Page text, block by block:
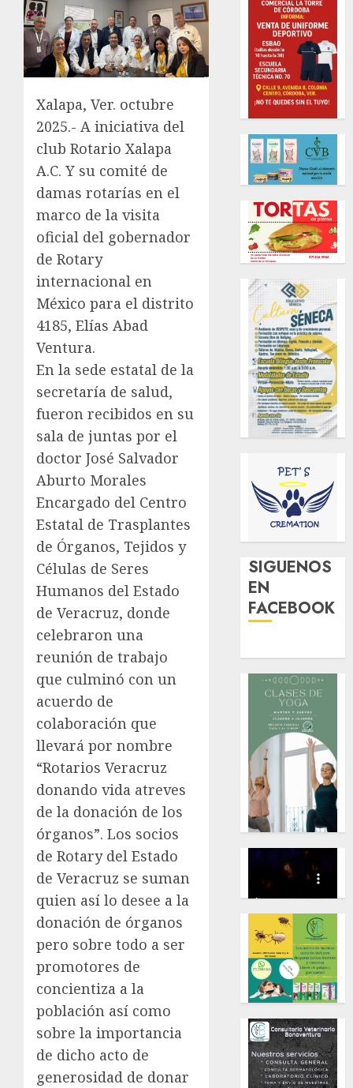
Xalapa, Ver. octubre
2025.- A iniciativa del
club Rotario Xalapa
A.C. Y su comité de
damas rotarías en el
marco de la visita
oficial del gobernador
de Rotary
internacional en
México para el distrito
4185, Elías Abad
Ventura.
En la sede estatal de la
secretaría de salud,
fueron recibidos en su
sala de juntas por el
doctor José Salvador
Aburto Morales
Encargado del Centro
Estatal de Trasplantes
de Órganos, Tejidos y
Células de Seres
Humanos del Estado
de Veracruz, donde
celebraron una
reunión de trabajo
que culminó con un
acuerdo de
colaboración que
llevará por nombre
“Rotarios Veracruz
donando vida atreves
de la donación de los
órganos”. Los socios
de Rotary del Estado
de Veracruz se suman
quien así lo desee a la
donación de órganos
pero sobre todo a ser
promotores de
concientiza a la
población así como
sobre la importancia
de dicho acto de
generosidad de donar
SIGUENOS
EN
FACEBOOK